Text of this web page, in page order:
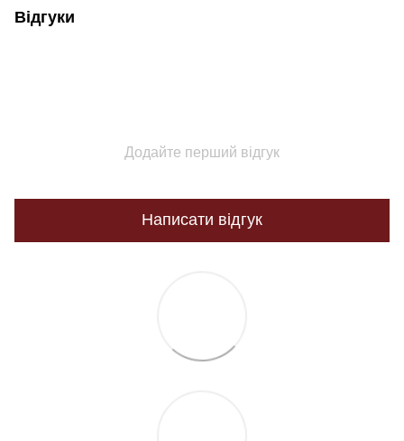
Відгуки
Додайте перший відгук
Написати відгук